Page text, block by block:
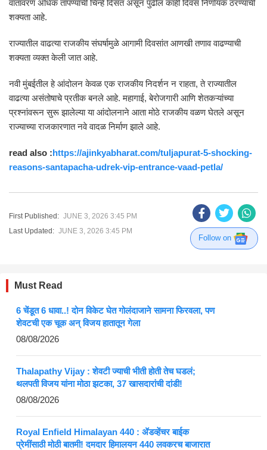
वातावरण अधिक तापण्याची चिन्हे दिसत असून पुढील काही दिवस निर्णायक ठरण्याची
शक्यता आहे.
राज्यातील वाढत्या राजकीय संघर्षामुळे आगामी दिवसांत आणखी तणाव वाढण्याची
शक्यता व्यक्त केली जात आहे.
नवी मुंबईतील हे आंदोलन केवळ एक राजकीय निदर्शन न राहता, ते राज्यातील
वाढत्या असंतोषाचे प्रतीक बनले आहे. महागाई, बेरोजगारी आणि शेतकऱ्यांच्या
प्रश्नांवरून सुरू झालेल्या या आंदोलनाने आता मोठे राजकीय वळण घेतले असून
राज्याच्या राजकारणात नवे वादळ निर्माण झाले आहे.
read also :https://ajinkyabharat.com/tuljapurat-5-shocking-
reasons-santapacha-udrek-vip-entrance-vaad-petla/
First Published: JUNE 3, 2026 3:45 PM
Last Updated: JUNE 3, 2026 3:45 PM
Follow on
Must Read
6 चेंडूत 6 धावा..! दोन विकेट घेत गोलंदाजाने सामना फिरवला, पण
शेवटची एक चूक अन् विजय हातातून गेला
08/08/2026
Thalapathy Vijay : शेवटी ज्याची भीती होती तेच घडलं;
थलपती विजय यांना मोठा झटका, 37 खासदारांची दांडी!
08/08/2026
Royal Enfield Himalayan 440 : ॲडव्हेंचर बाईक
प्रेमींसाठी मोठी बातमी! दमदार हिमालयन 440 लवकरच बाजारात